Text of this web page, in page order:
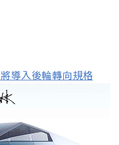
導入後輪轉向規格